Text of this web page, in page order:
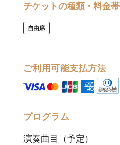
チケットの種類・料金帯
自由席
ご利用可能支払方法
プログラム
演奏曲目（予定）